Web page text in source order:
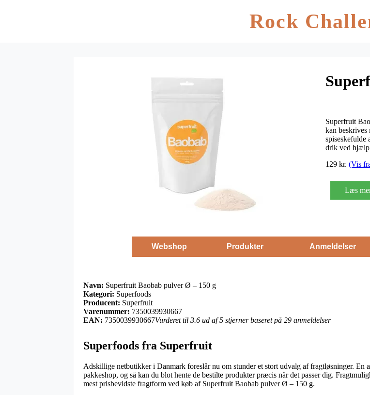
Rock
Superfruit
kan beskrives
spiseskefulde
drik ved hjælp
129 kr. (Vis
Læs
Webshop Produkter Anmeldelser
Navn: Superfruit Baobab pulver Ø – 150 g
Kategori: Superfoods
Producent: Superfruit
Varenummer: 7350039930667
EAN: 7350039930667Vurderet til 3.6 ud af 5 stjerner baseret på 29 anmeldelser
Superfoods fra Superfruit
Adskillige netbutikker i Danmark foreslår nu om stunder et stort udvalg af fragtløsninger. En
pakkeshop, og så kan du blot hente de bestilte produkter præcis når det passer dig.
mest prisbevidste fragtform ved køb af Superfruit Baobab pulver Ø – 150 g.